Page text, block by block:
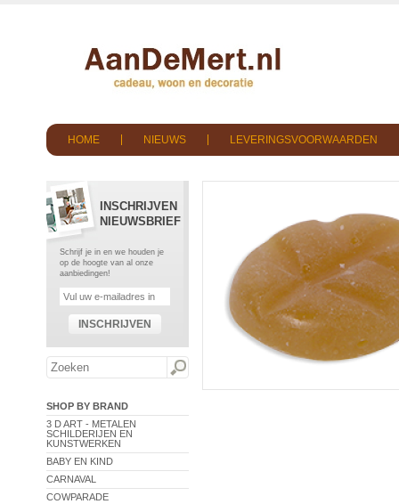
HOME NIEUWS LEVERINGSVOORWAARDEN
INSCHRIJVEN
NIEUWSBRIEF
Schrijf je in en we houden je
op de hoogte van al onze
aanbiedingen!
INSCHRIJVEN
SHOP BY BRAND
3 D ART - METALEN
SCHILDERIJEN EN
KUNSTWERKEN
BABY EN KIND
CARNAVAL
COWPARADE